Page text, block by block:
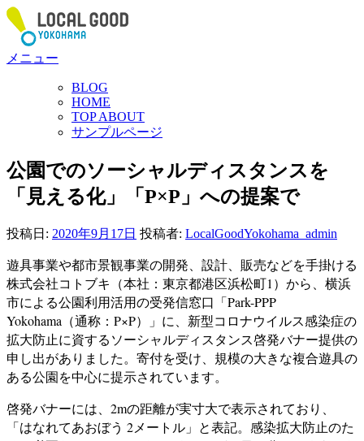
コ
ン
ン
プ
メニュー
BLOG
HOME
TOP ABOUT
サンプルページ
公園でのソーシャルディスタンスを
「見える化」「P×P」への提案で
投稿日: 2020年9月17日 投稿者: LocalGoodYokohama_admin
遊具事業や都市景観事業の開発、設計、販売などを手掛ける
株式会社コトブキ（本社：東京都港区浜松町1）から、横浜
市による公園利用活用の受発信窓口「Park-PPP
Yokohama（通称：P×P）」に、新型コロナウイルス感染症の
拡大防止に資するソーシャルディスタンス啓発バナー提供の
申し出がありました。寄付を受け、規模の大きな複合遊具の
ある公園を中心に提示されています。
啓発バナーには、2mの距離が実寸大で表示されており、
「はなれてあおぼう 2メートル」と表記。 感染拡大防止のた